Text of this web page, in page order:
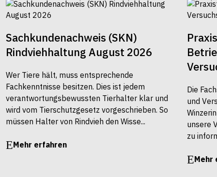
Sachkundenachweis (SKN)
Rindviehhaltung August 2026
Wer Tiere hält, muss entsprechende
Fachkenntnisse besitzen. Dies ist jedem
verantwortungsbewussten Tierhalter klar und
wird vom Tierschutzgesetz vorgeschrieben. So
müssen Halter von Rindvieh den Wisse...
Mehr erfahren
Die
und
unsere
zu
Mehr